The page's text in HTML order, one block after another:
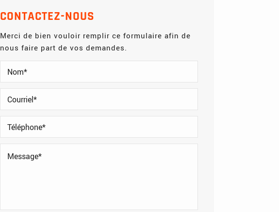
CONTACTEZ-NOUS
Merci de bien vouloir remplir ce formulaire afin de
nous faire part de vos demandes.